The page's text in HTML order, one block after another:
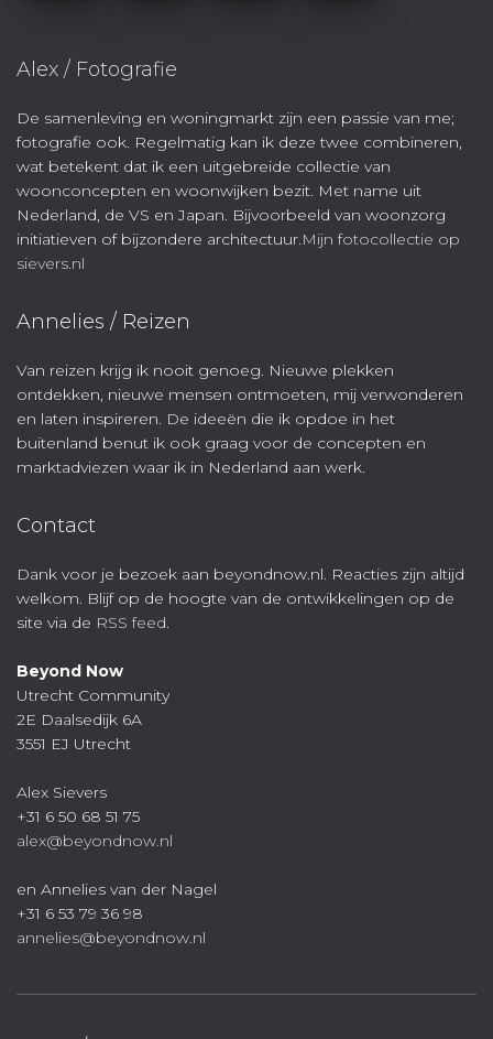
Alex / Fotografie
De samenleving en woningmarkt zijn een passie van me;
fotografie ook. Regelmatig kan ik deze twee combineren,
wat betekent dat ik een uitgebreide collectie van
woonconcepten en woonwijken bezit. Met name uit
Nederland, de VS en Japan. Bijvoorbeeld van woonzorg
initiatieven of bijzondere architectuur.Mijn fotocollectie op
sievers.nl
Annelies / Reizen
Van reizen krijg ik nooit genoeg. Nieuwe plekken
ontdekken, nieuwe mensen ontmoeten, mij verwonderen
en laten inspireren. De ideeën die ik opdoe in het
buitenland benut ik ook graag voor de concepten en
marktadviezen waar ik in Nederland aan werk.
Contact
Dank voor je bezoek aan beyondnow.nl. Reacties zijn altijd
welkom. Blijf op de hoogte van de ontwikkelingen op de
site via de RSS feed.
Beyond Now
Utrecht Community
2E Daalsedijk 6A
3551 EJ Utrecht
Alex Sievers
+31 6 50 68 51 75
alex@beyondnow.nl
en Annelies van der Nagel
+31 6 53 79 36 98
annelies@beyondnow.nl